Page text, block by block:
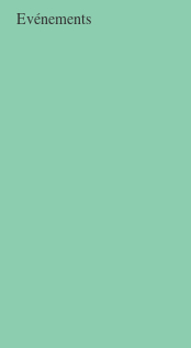
Evénements